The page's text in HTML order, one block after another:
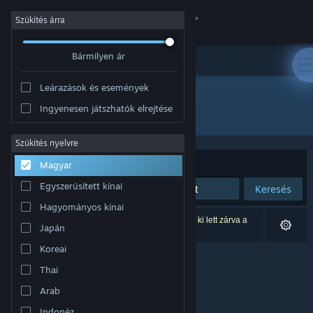
Bejelentkezés
Névjegy
Támogatás
Nyelvváltás
A Steam mobilalkalmazás beszerzése
Asztali weboldalra váltás
Szűkítés árra
Bármilyen ár
Leárazások és események
Ingyenesen játszhatók elrejtése
Szűkítés nyelvre
Magyar
Egyszerűsített kínai
Hagyományos kínai
Japán
Koreai
Thai
Arab
Fejlesztő: Second Wind Games
Rendezés Relevancia
Keresés
0 eredmény felel meg a keresésednek. 1 termék ki lett zárva a
beállításaid alapján.